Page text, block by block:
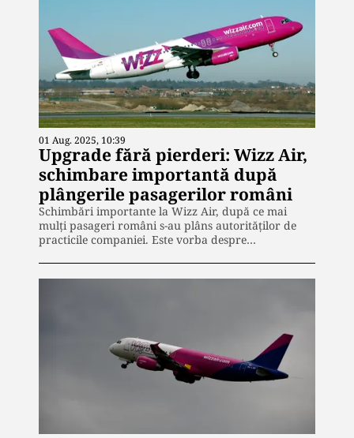
01 Aug. 2025, 10:39
Upgrade fără pierderi: Wizz Air,
schimbare importantă după
plângerile pasagerilor români
Schimbări importante la Wizz Air, după ce mai
mulți pasageri români s-au plâns autorităților de
practicile companiei. Este vorba despre…